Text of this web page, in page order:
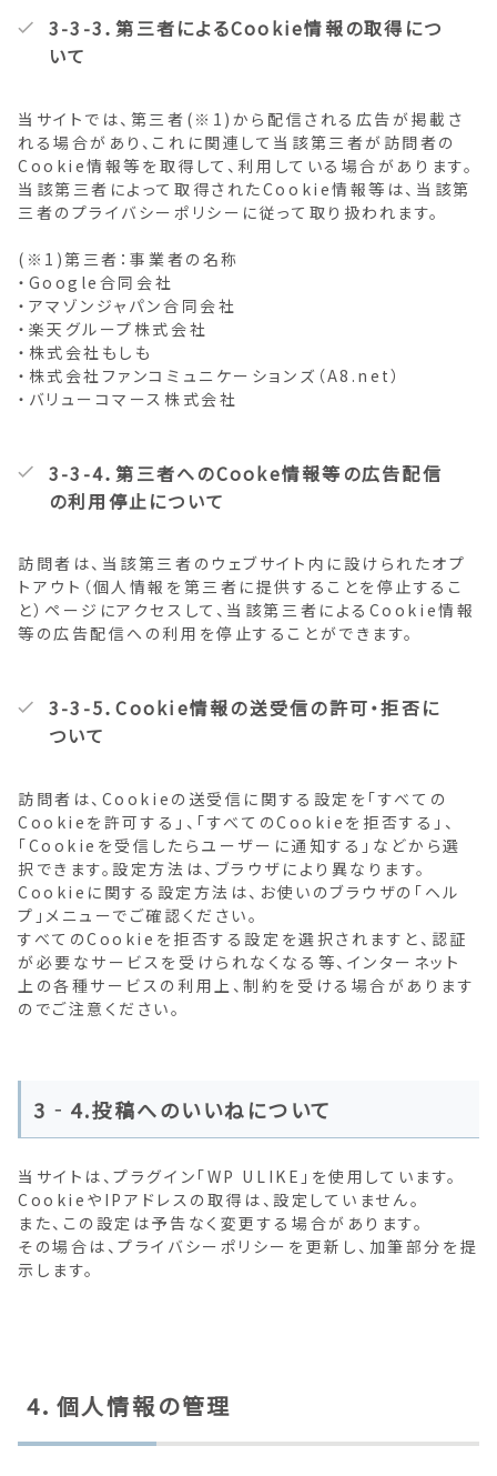
3-3-3．第三者によるCookie情報の取得につ
いて
当サイトでは、第三者(※1)から配信される広告が掲載さ
れる場合があり、これに関連して当該第三者が訪問者の
Cookie情報等を取得して、利用している場合があります。
当該第三者によって取得されたCookie情報等は、当該第
三者のプライバシーポリシーに従って取り扱われます。
(※1)第三者：事業者の名称
・Google合同会社
・アマゾンジャパン合同会社
・楽天グループ株式会社
・株式会社もしも
・株式会社ファンコミュニケーションズ（A8.net）
・バリューコマース株式会社
3-3-4．第三者へのCooke情報等の広告配信
の利用停止について
訪問者は、当該第三者のウェブサイト内に設けられたオプ
トアウト（個人情報を第三者に提供することを停止するこ
と）ページにアクセスして、当該第三者によるCookie情報
等の広告配信への利用を停止することができます。
3-3-5．Cookie情報の送受信の許可・拒否に
ついて
訪問者は、Cookieの送受信に関する設定を「すべての
Cookieを許可する」、「すべてのCookieを拒否する」、
「Cookieを受信したらユーザーに通知する」などから選
択できます。設定方法は、ブラウザにより異なります。
Cookieに関する設定方法は、お使いのブラウザの「ヘル
プ」メニューでご確認ください。
すべてのCookieを拒否する設定を選択されますと、認証
が必要なサービスを受けられなくなる等、インターネット
上の各種サービスの利用上、制約を受ける場合があります
のでご注意ください。
3‐4.投稿へのいいねについて
当サイトは、プラグイン「WP ULIKE」を使用しています。
CookieやIPアドレスの取得は、設定していません。
また、この設定は予告なく変更する場合があります。
その場合は、プライバシーポリシーを更新し、加筆部分を提
示します。
4．個人情報の管理